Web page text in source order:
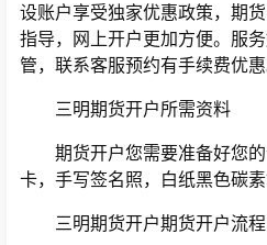
设账户享受独家优惠政策，期
指导，网上开户更加方便。服
管，联系客服预约有手续费优惠
三明期货开户所需资料
期货开户您需要准备好您的
卡，手写签名照，白纸黑色碳素
三明期货开户期货开户流程